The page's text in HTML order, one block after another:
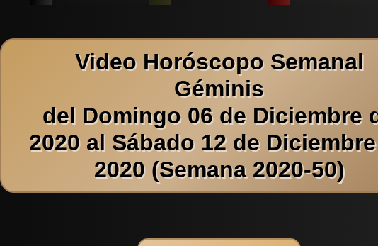
Video Horóscopo Semanal
Géminis
del Domingo 06 de Diciembre
2020 al Sábado 12 de
2020 (Semana 2020-50)